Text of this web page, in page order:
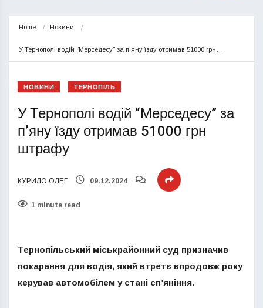
Home Новини
У Тернополі водій “Мерседесу” за п’яну їзду отримав 51000 грн…
НОВИНИ ТЕРНОПІЛЬ
У Тернополі водій “Мерседесу” за
п’яну їзду отримав 51000 грн
штрафу
КУРИЛО ОЛЕГ 09.12.2024
1 minute read
Тернопільський міськрайонний суд призначив
покарання для водія, який втретє впродовж року
керував автомобілем у стані сп’яніння.